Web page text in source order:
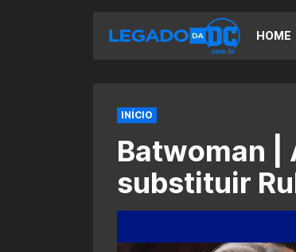
HOME
INÍCIO
Batwoman |
substituir